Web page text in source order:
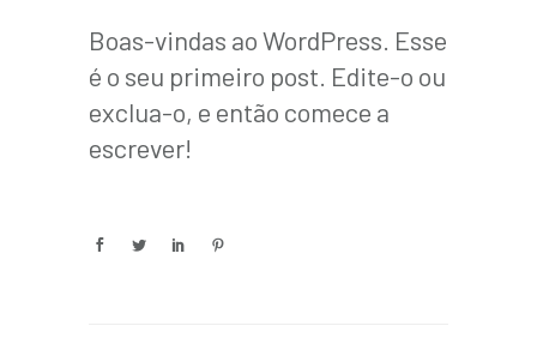
Boas-vindas ao WordPress. Esse
é o seu primeiro post. Edite-o ou
exclua-o, e então comece a
escrever!